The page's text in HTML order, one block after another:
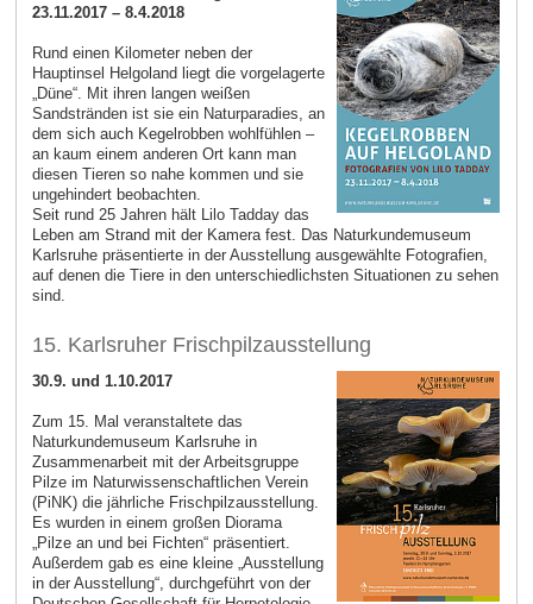
23.11.2017 – 8.4.2018
Rund einen Kilometer neben der
Hauptinsel Helgoland liegt die vorgelagerte
„Düne“. Mit ihren langen weißen
Sandstränden ist sie ein Naturparadies, an
dem sich auch Kegelrobben wohlfühlen –
an kaum einem anderen Ort kann man
diesen Tieren so nahe kommen und sie
ungehindert beobachten.
Seit rund 25 Jahren hält Lilo Tadday das
Leben am Strand mit der Kamera fest. Das Naturkundemuseum
Karlsruhe präsentierte in der Ausstellung ausgewählte Fotografien,
auf denen die Tiere in den unterschiedlichsten Situationen zu sehen
sind.
15. Karlsruher Frischpilzausstellung
30.9. und 1.10.2017
Zum 15. Mal veranstaltete das
Naturkundemuseum Karlsruhe in
Zusammenarbeit mit der Arbeitsgruppe
Pilze im Naturwissenschaftlichen Verein
(PiNK) die jährliche Frischpilzausstellung.
Es wurden in einem großen Diorama
„Pilze an und bei Fichten“ präsentiert.
Außerdem gab es eine kleine „Ausstellung
in der Ausstellung“, durchgeführt von der